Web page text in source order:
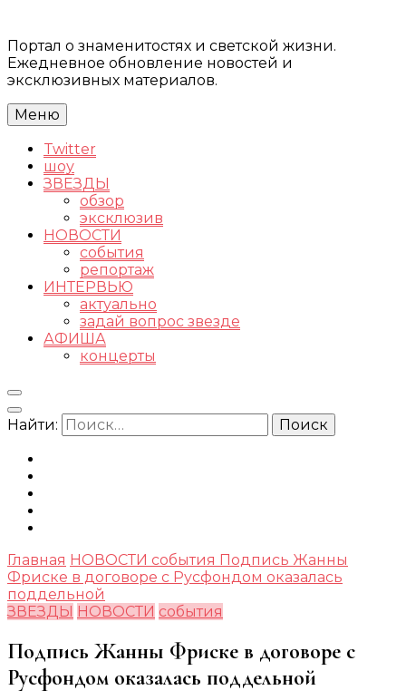
Портал о знаменитостях и светской жизни.
Ежедневное обновление новостей и
эксклюзивных материалов.
Меню
Twitter
шоу
ЗВЕЗДЫ
обзор
эксклюзив
НОВОСТИ
события
репортаж
ИНТЕРВЬЮ
актуально
задай вопрос звезде
АФИША
концерты
Найти:
Главная НОВОСТИ события Подпись Жанны
Фриске в договоре с Русфондом оказалась
поддельной
ЗВЕЗДЫ НОВОСТИ события
Подпись Жанны Фриске в договоре с
Русфондом оказалась поддельной